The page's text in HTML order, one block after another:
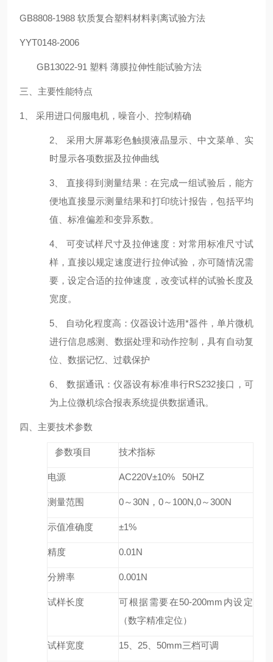
GB8808-1988 软质复合塑料材料剥离试验方法
YYT0148-2006
GB13022-91 塑料 薄膜拉伸性能试验方法
三、 主要性能特点
1、 采用进口伺服电机，噪音小、控制精确
2、采用大屏幕彩色触摸液晶显示、中文菜单、实
时显示各项数据及拉伸曲线
3、 直接得到测量结果：在完成一组试验后，能方
便地直接显示测量结果和打印统计报告，包括平均
值、标准偏差和变异系数。
4、 可变试样尺寸及拉伸速度：对常用标准尺寸试
样，直接以规定速度进行拉伸试验，亦可随情况需
要，设定合适的拉伸速度，改变试样的试验长度及
宽度。
5、 自动化程度高：仪器设计选用*器件，单片微机
进行信息感测、数据处理和动作控制，具有自动复
位、数据记忆、过载保护
6、 数据通讯：仪器设有标准串行RS232接口，可
为上位微机综合报表系统提供数据通讯。
四、 主要技术参数
参数项目 技术指标
电源 AC220V±10% 50HZ
测量范围 0～30N，0～100N,0～300N
示值准确度 ±1%
精度 0.01N
分辨率 0.001N
试样长度
可根据需要在50-200mm内设定
（数字精准定位）
试样宽度 15 25 50mm三档可调